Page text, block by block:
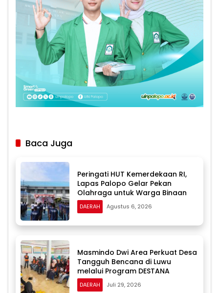
Baca Juga
Peringati HUT Kemerdekaan RI,
Lapas Palopo Gelar Pekan
Olahraga untuk Warga Binaan
DAERAH Agustus 6, 2026
Masmindo Dwi Area Perkuat Desa
Tangguh Bencana di Luwu
melalui Program DESTANA
DAERAH Juli 29, 2026